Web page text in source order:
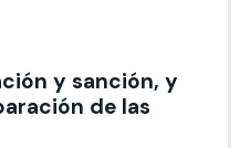
y sanción, y
de las